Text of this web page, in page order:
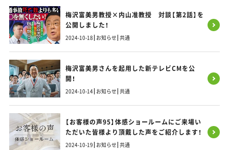
梅沢富美男教授×内山准教授 対談【第2話】を
公開しました！
2024-10-18 お知らせ 共通
梅沢富美男さんを起用した新テレビCMを公
開！
2024-10-14 お知らせ 共通
【お客様の声95】体感ショールームにご来場い
ただいた皆様より頂戴した声をご紹介します！
2024-10-19 お知らせ 共通